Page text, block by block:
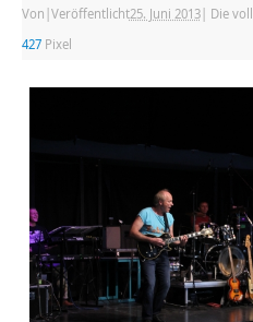
Von Veröffentlicht25. Juni 2013| Die
427Pixel